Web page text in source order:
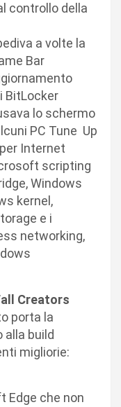
controllo della
a volte la
Bar
BitLocker
lo schermo
PC Tune Up
Internet
scripting
Windows
kernel,
e i
networking,
Creators
porta la
build
migliorie:
Edge che non